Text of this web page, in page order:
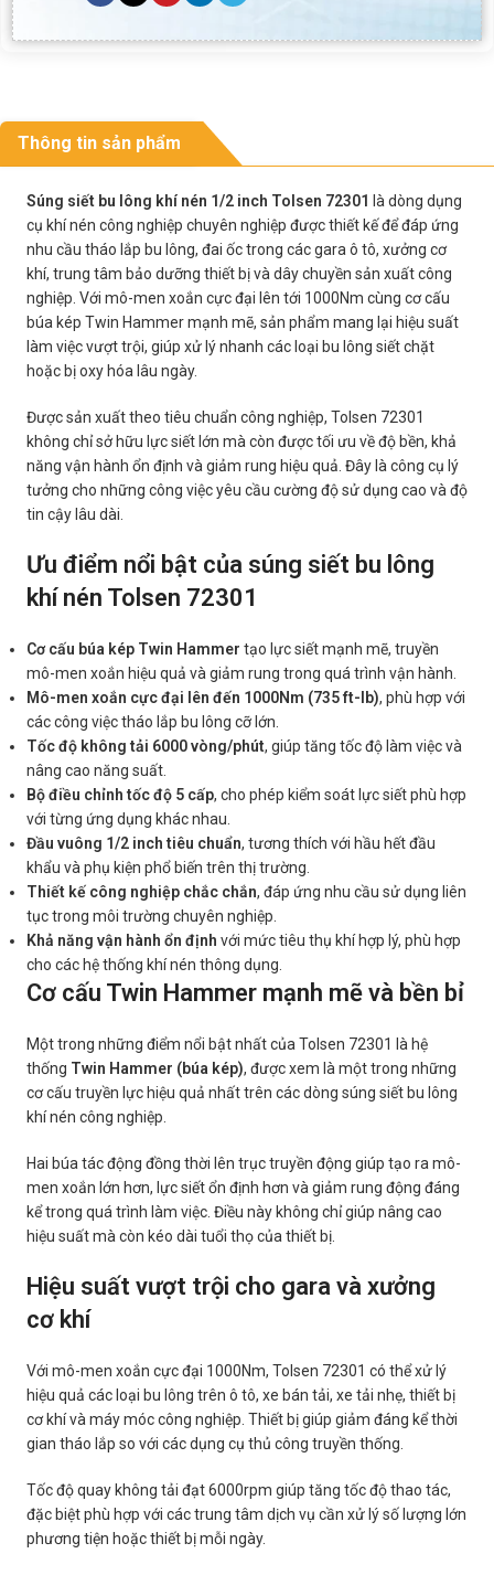
Thông tin sản phẩm
Súng siết bu lông khí nén 1/2 inch Tolsen 72301 là dòng dụng
cụ khí nén công nghiệp chuyên nghiệp được thiết kế để đáp ứng
nhu cầu tháo lắp bu lông, đai ốc trong các gara ô tô, xưởng cơ
khí, trung tâm bảo dưỡng thiết bị và dây chuyền sản xuất công
nghiệp. Với mô-men xoắn cực đại lên tới 1000Nm cùng cơ cấu
búa kép Twin Hammer mạnh mẽ, sản phẩm mang lại hiệu suất
làm việc vượt trội, giúp xử lý nhanh các loại bu lông siết chặt
hoặc bị oxy hóa lâu ngày.
Được sản xuất theo tiêu chuẩn công nghiệp, Tolsen 72301
không chỉ sở hữu lực siết lớn mà còn được tối ưu về độ bền, khả
năng vận hành ổn định và giảm rung hiệu quả. Đây là công cụ lý
tưởng cho những công việc yêu cầu cường độ sử dụng cao và độ
tin cậy lâu dài.
Ưu điểm nổi bật của súng siết bu lông
khí nén Tolsen 72301
Cơ cấu búa kép Twin Hammer tạo lực siết mạnh mẽ, truyền
mô-men xoắn hiệu quả và giảm rung trong quá trình vận hành.
Mô-men xoắn cực đại lên đến 1000Nm (735 ft-lb), phù hợp với
các công việc tháo lắp bu lông cỡ lớn.
Tốc độ không tải 6000 vòng/phút, giúp tăng tốc độ làm việc và
nâng cao năng suất.
Bộ điều chỉnh tốc độ 5 cấp, cho phép kiểm soát lực siết phù hợp
với từng ứng dụng khác nhau.
Đầu vuông 1/2 inch tiêu chuẩn, tương thích với hầu hết đầu
khẩu và phụ kiện phổ biến trên thị trường.
Thiết kế công nghiệp chắc chắn, đáp ứng nhu cầu sử dụng liên
tục trong môi trường chuyên nghiệp.
Khả năng vận hành ổn định với mức tiêu thụ khí hợp lý, phù hợp
cho các hệ thống khí nén thông dụng.
Cơ cấu Twin Hammer mạnh mẽ và bền bỉ
Một trong những điểm nổi bật nhất của Tolsen 72301 là hệ
thống Twin Hammer (búa kép), được xem là một trong những
cơ cấu truyền lực hiệu quả nhất trên các dòng súng siết bu lông
khí nén công nghiệp.
Hai búa tác động đồng thời lên trục truyền động giúp tạo ra mô-
men xoắn lớn hơn, lực siết ổn định hơn và giảm rung động đáng
kể trong quá trình làm việc. Điều này không chỉ giúp nâng cao
hiệu suất mà còn kéo dài tuổi thọ của thiết bị.
Hiệu suất vượt trội cho gara và xưởng
cơ khí
Với mô-men xoắn cực đại 1000Nm, Tolsen 72301 có thể xử lý
hiệu quả các loại bu lông trên ô tô, xe bán tải, xe tải nhẹ, thiết bị
cơ khí và máy móc công nghiệp. Thiết bị giúp giảm đáng kể thời
gian tháo lắp so với các dụng cụ thủ công truyền thống.
Tốc độ quay không tải đạt 6000rpm giúp tăng tốc độ thao tác,
đặc biệt phù hợp với các trung tâm dịch vụ cần xử lý số lượng lớn
phương tiện hoặc thiết bị mỗi ngày.